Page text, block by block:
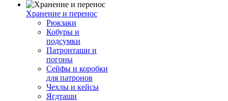
Хранение и перенос
Рюкзаки
Кобуры и
подсумки
Патронташи и
погоны
Сейфы и коробки
для патронов
Чехлы и кейсы
Ягдташи